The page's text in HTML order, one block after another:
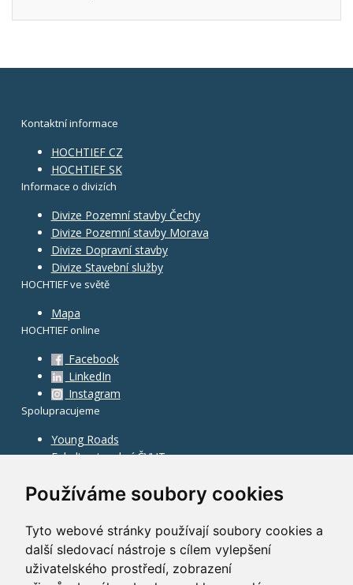
Používáme soubory cookies
Tyto webové stránky používají soubory cookies a
další sledovací nástroje s cílem vylepšení
uživatelského prostředí, zobrazení
Kontaktní informace
HOCHTIEF CZ
HOCHTIEF SK
Informace o divizích
Divize Pozemní stavby Čechy
Divize Pozemní stavby Morava
Divize Dopravní stavby
Divize Stavební služby
HOCHTIEF ve světě
Mapa
HOCHTIEF online
Facebook
LinkedIn
Instagram
Spolupracujeme
Young Roads
Fakulta stavební ČVUT